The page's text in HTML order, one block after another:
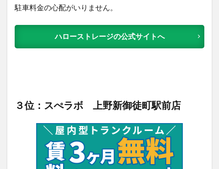
駐車料金の心配がいりません。
ハローストレージの公式サイトへ
３位：スぺラボ 上野新御徒町駅前店